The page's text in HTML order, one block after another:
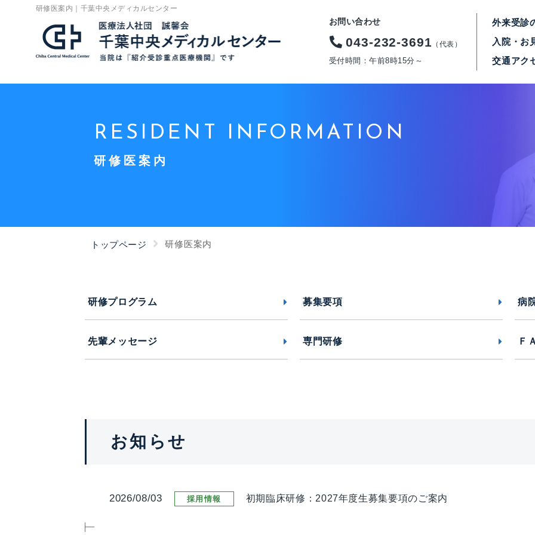
研修医案内｜千葉中央メディカルセンター
お問い合わせ
043-232-3691 （代表）
受付時間：午前8時15分～
外来受診
入院・お
交通アク
RESIDENT INFORMATION
研修医案内
トップページ 研修医案内
研修プログラム 募集要項 病
先輩メッセージ 専門研修 Ｆ
お知らせ
2026/08/03 採用情報 初期臨床研修：2027年度生募集要項のご案内